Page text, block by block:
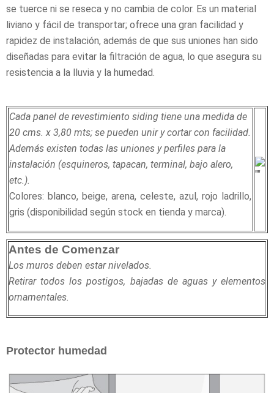
se tuerce ni se reseca y no cambia de color. Es un material
liviano y fácil de transportar; ofrece una gran facilidad y
rapidez de instalación, además de que sus uniones han sido
diseñadas para evitar la filtración de agua, lo que asegura su
resistencia a la lluvia y la humedad.
Cada panel de revestimiento siding tiene una medida de
20 cms. x 3,80 mts; se pueden unir y cortar con facilidad.
Además existen todas las uniones y perfiles para la
instalación (esquineros, tapacan, terminal, bajo alero,
etc.).
Colores: blanco, beige, arena, celeste, azul, rojo ladrillo,
gris (disponibilidad según stock en tienda y marca).
Antes de Comenzar
Los muros deben estar nivelados.
Retirar todos los postigos, bajadas de aguas y elementos
ornamentales.
Protector humedad